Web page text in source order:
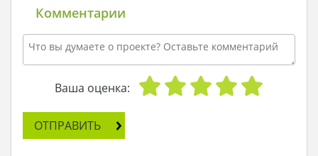
лучше определимся, что в доме быть должно?
- Как что? Печь! Ты ж сама сказала!
- Само собой, печь. Тебе одного этажа хватит?
- Вполне!
- Четырех спальных комнат достаточно?
- Еще бы!
- А печь?
- На кухне печь будет! А в гостиной камин
Комментарии
Ваша оценка:
ОТПРАВИТЬ